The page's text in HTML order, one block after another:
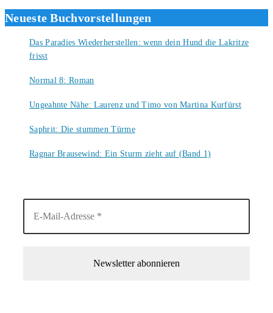
Neueste Buchvorstellungen
Das Paradies Wiederherstellen: wenn dein Hund die Lakritze
frisst
Normal 8: Roman
Ungeahnte Nähe: Laurenz und Timo von Martina Kurfürst
Saphrit: Die stummen Türme
Ragnar Brausewind: Ein Sturm zieht auf (Band 1)